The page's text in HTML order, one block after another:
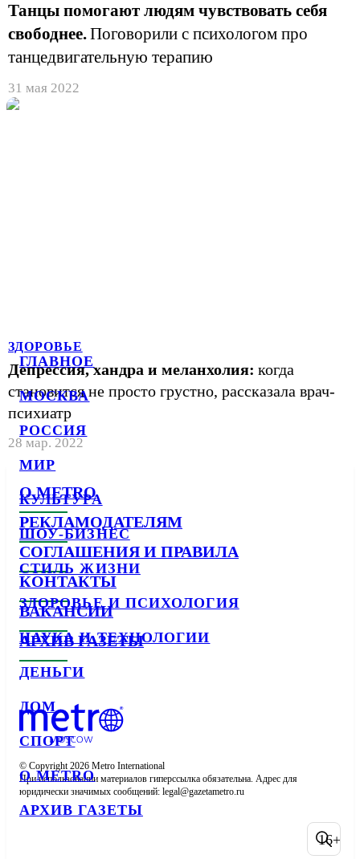
ГЛАВНОЕ
МОСКВА
РОССИЯ
МИР
КУЛЬТУРА
ШОУ-БИЗНЕС
СТИЛЬ ЖИЗНИ
ЗДОРОВЬЕ И ПСИХОЛОГИЯ
НАУКА И ТЕХНОЛОГИИ
ДЕНЬГИ
ДОМ
СПОРТ
О METRO
АРХИВ ГАЗЕТЫ
Танцы помогают людям чувствовать себя
свободнее.Поговорили с психологом про
танцедвигательную терапию
31 мая 2022
ЗДОРОВЬЕ
Депрессия, хандра и меланхолия: когда
становится не просто грустно, рассказала врач-
психиатр
28 мар. 2022
О METRO
РЕКЛАМОДАТЕЛЯМ
СОГЛАШЕНИЯ И ПРАВИЛА
КОНТАКТЫ
ВАКАНСИИ
АРХИВ ГАЗЕТЫ
© Copyright 2026 Metro International
При использовании материалов гиперссылка обязательна. Адрес для
юридически значимых сообщений:
16+